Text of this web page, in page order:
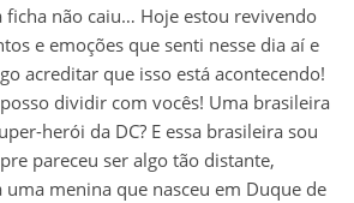
ficha não caiu… Hoje estou revivendo
e emoções que senti nesse dia aí e
acreditar que isso está acontecendo!
dividir com vocês! Uma brasileira
herói da DC? E essa brasileira sou
pareceu ser algo tão distante,
menina que nasceu em Duque de